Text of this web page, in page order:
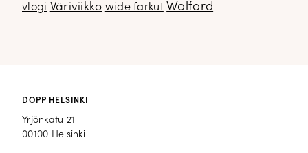
vlogi Väriviikko wide farkut Wolford
DOPP HELSINKI
Yrjönkatu 21
00100 Helsinki